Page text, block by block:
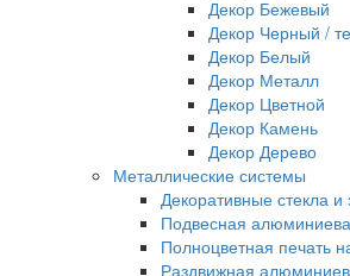
Декор Бежевый
Декор Черный /
Декор Белый
Декор Металл
Декор Цветной
Декор Камень
Декор Дерево
Металлические системы
Декоративные стекла и
Подвесная
Полноцветная печать
Раздвижная